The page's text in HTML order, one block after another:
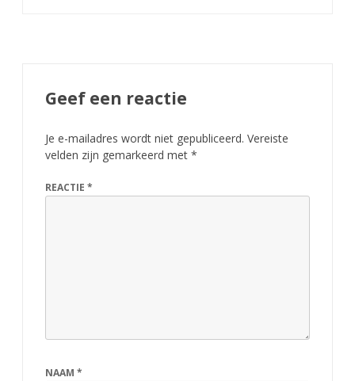
Geef een reactie
Je e-mailadres wordt niet gepubliceerd. Vereiste
velden zijn gemarkeerd met *
REACTIE *
NAAM *